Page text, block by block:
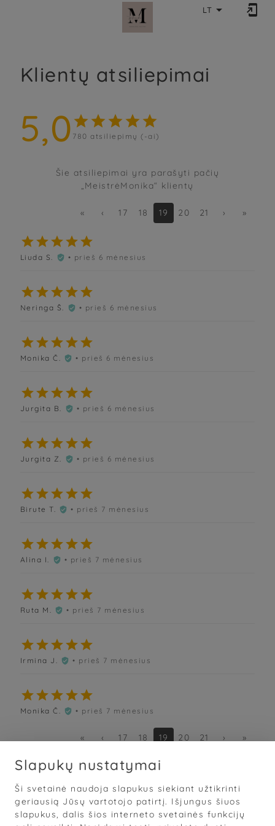
LT  
Klientų atsiliepimai
5,0     
780 atsiliepimų (-ai)
Šie atsiliepimai yra parašyti pačių
„MeistrėMonika“ klientų
« ‹ 17 18 19 20 21 › »

Liuda S.  • prieš 6 mėnesius

Neringa Š.  • prieš 6 mėnesius

Monika Č.  • prieš 6 mėnesius

Jurgita B.  • prieš 6 mėnesius

Jurgita Z.  • prieš 6 mėnesius

Birute T.  • prieš 7 mėnesius

Alina I.  • prieš 7 mėnesius

Ruta M.  • prieš 7 mėnesius

Irmina J.  • prieš 7 mėnesius

Monika Č.  • prieš 7 mėnesius
« ‹ 17 18 19 20 21 › »
Slapukų nustatymai
Ši svetainė naudoja slapukus siekiant užtikrinti
geriausią Jūsų vartotojo patirtį. Išjungus šiuos
slapukus, dalis šios interneto svetainės funkcijų
Sąlygos · Privatumas · Slapukai
© 2026 „Grožis Saviems“